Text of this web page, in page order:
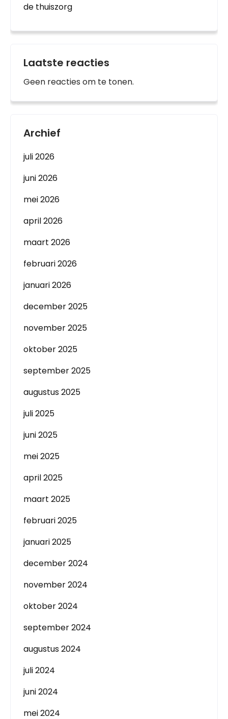
de thuiszorg
Laatste reacties
Geen reacties om te tonen.
Archief
juli 2026
juni 2026
mei 2026
april 2026
maart 2026
februari 2026
januari 2026
december 2025
november 2025
oktober 2025
september 2025
augustus 2025
juli 2025
juni 2025
mei 2025
april 2025
maart 2025
februari 2025
januari 2025
december 2024
november 2024
oktober 2024
september 2024
augustus 2024
juli 2024
juni 2024
mei 2024